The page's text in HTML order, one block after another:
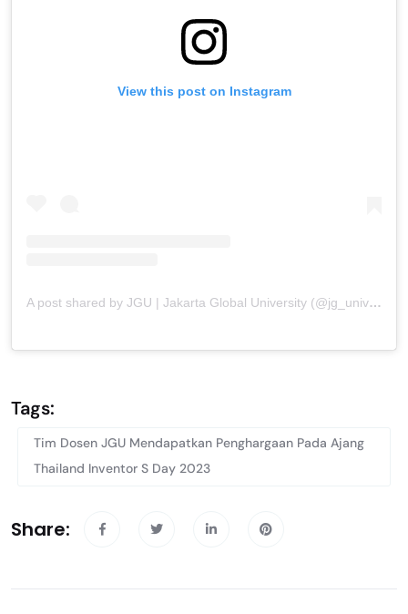
View this post on Instagram
A post shared by JGU | Jakarta Global University (@jg_university)
Tags:
Tim Dosen JGU Mendapatkan Penghargaan Pada Ajang
Thailand Inventor S Day 2023
Share: